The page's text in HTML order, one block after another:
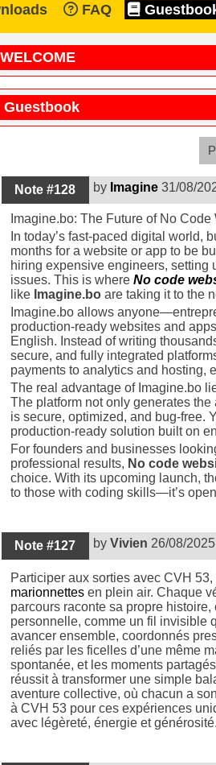
FAQ
531190">
WELCOME
Guestbook
Note #128 by Imagine 31/08/
Imagine.bo: The Future of No
In today’s fast-paced digital world,
months for a website or app to be
hiring expensive engineers, setting
issues. This is where No code
like Imagine.boare taking it to the
Imagine.bo allows
production-ready websites and
English. Instead of writing
secure, and fully integrated
payments to analytics and hosting,
The real advantage of Imagine.bo
The platform not only generates
is secure, optimized, and bug-free.
production-ready solution built on
For founders and businesses
professional results, No code
choice. With its upcoming launch,
to those with coding skills—it’s
Note #127 by Vivien 26/08/
Participer aux sorties avec CVH
marionnettesen plein air. Chaque
parcours raconte sa propre
personnelle, comme un fil invisible
avancer ensemble, coordonnés
reliés par les ficelles d’une même
spontanée, et les moments
réussit à transformer une simple
aventure collective, où chacun a
à CVH 53 pour ces expériences
avec légèreté, énergie et générosité.